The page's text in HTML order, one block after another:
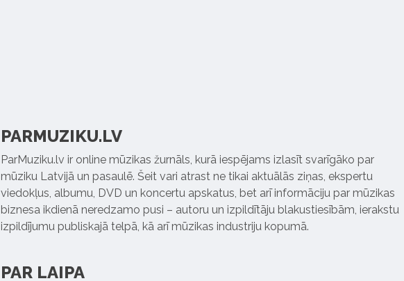
PARMUZIKU.LV
ParMuziku.lv ir online mūzikas žurnāls, kurā iespējams izlasīt svarīgāko par
mūziku Latvijā un pasaulē. Šeit vari atrast ne tikai aktuālās ziņas, ekspertu
viedokļus, albumu, DVD un koncertu apskatus, bet arī informāciju par mūzikas
biznesa ikdienā neredzamo pusi – autoru un izpildītāju blakustiesībām, ierakstu
izpildījumu publiskajā telpā, kā arī mūzikas industriju kopumā.
PAR LAIPA